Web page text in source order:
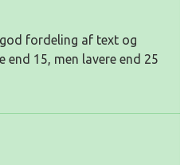
fordeling af text og
end 15, men lavere end 25